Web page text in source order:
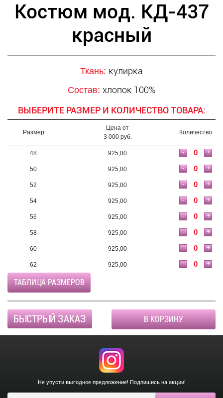
Костюм мод. КД-437
красный
Ткань: кулирка
Состав: хлопок 100%
ВЫБЕРИТЕ РАЗМЕР И КОЛИЧЕСТВО ТОВАРА:
Размер
Цена от
3 000 руб.
Количество
48 925,00 +
-
50 925,00 +
-
52 925,00 +
-
54 925,00 +
-
56 925,00 +
-
58 925,00 +
-
60 925,00 +
-
62 925,00 +
-
ТАБЛИЦА РАЗМЕРОВ
БЫСТРЫЙ ЗАКАЗ В КОРЗИНУ
Не упусти выгодное предложение! Подпишись на акции!